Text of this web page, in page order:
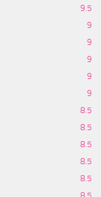
9.5
9
9
9
9
9
8.5
8.5
8.5
8.5
8.5